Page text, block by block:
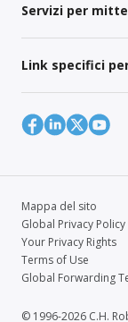
Servizi per
Link specifici
Mappa del sito
Global Privacy Policy
Your Privacy Rights
Terms of Use
Global Forwarding
© 1996-2026 C.H.